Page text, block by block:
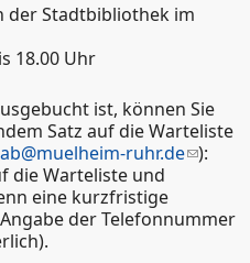
der Stadtbibliothek im
18.00 Uhr
ist, können Sie
Satz auf die Warteliste
ruhr.de ):
die Warteliste und
eine kurzfristige
der Telefonnummer